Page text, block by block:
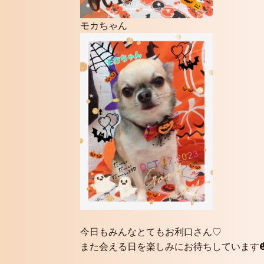
モカちゃん
今日もみんなとてもお利口さん♡
また会える日を楽しみにお待ちしています